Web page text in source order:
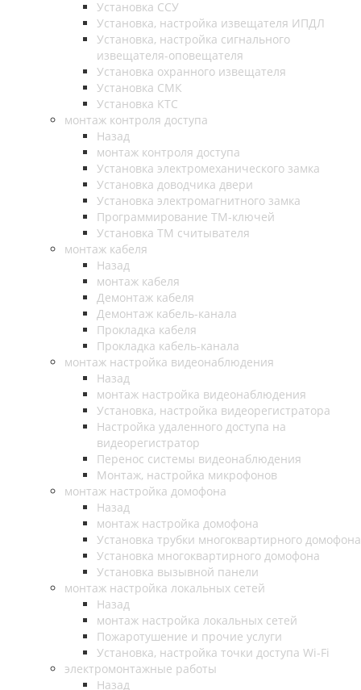
Установка ССУ
Установка, настройка извещателя ИПДЛ
Установка, настройка сигнального
извещателя-оповещателя
Установка охранного извещателя
Установка СМК
Установка КТС
монтаж контроля доступа
Назад
монтаж контроля доступа
Установка электромеханического замка
Установка доводчика двери
Установка электромагнитного замка
Программирование ТМ-ключей
Установка ТМ считывателя
монтаж кабеля
Назад
монтаж кабеля
Демонтаж кабеля
Демонтаж кабель-канала
Прокладка кабеля
Прокладка кабель-канала
монтаж настройка видеонаблюдения
Назад
монтаж настройка видеонаблюдения
Установка, настройка видеорегистратора
Настройка удаленного доступа на
видеорегистратор
Перенос системы видеонаблюдения
Монтаж, настройка микрофонов
монтаж настройка домофона
Назад
монтаж настройка домофона
Установка трубки многоквартирного домофона
Установка многоквартирного домофона
Установка вызывной панели
монтаж настройка локальных сетей
Назад
монтаж настройка локальных сетей
Пожаротушение и прочие услуги
Установка, настройка точки доступа Wi-Fi
электромонтажные работы
Назад